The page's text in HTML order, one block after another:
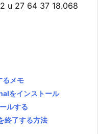
u 27 64 37 18.068
るメモ
をインストール
ルする
終了する方法